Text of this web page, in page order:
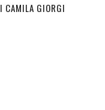
CAMILA GIORGI